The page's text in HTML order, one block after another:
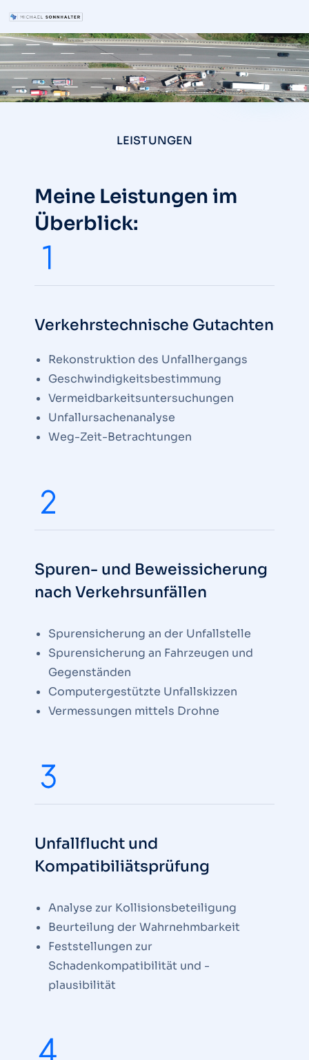
LEISTUNGEN
Meine Leistungen im
Überblick:
Verkehrstechnische Gutachten
Rekonstruktion des Unfallhergangs
Geschwindigkeitsbestimmung
Vermeidbarkeitsuntersuchungen
Unfallursachenanalyse
Weg-Zeit-Betrachtungen
Spuren- und Beweissicherung
nach Verkehrsunfällen
Spurensicherung an der Unfallstelle
Spurensicherung an Fahrzeugen und
Gegenständen
Computergestützte Unfallskizzen
Vermessungen mittels Drohne
Unfallflucht und
Kompatibiliätsprüfung
Analyse zur Kollisionsbeteiligung
Beurteilung der Wahrnehmbarkeit
Feststellungen zur
Schadenkompatibilität und -
plausibilität